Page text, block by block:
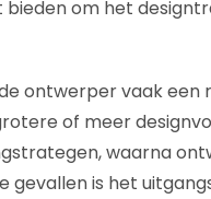
bieden om het
ontwerper vaak een
of meer
waarna
gevallen is het